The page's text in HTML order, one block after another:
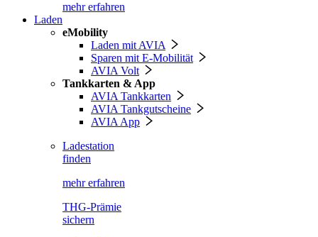
mehr erfahren
Laden
eMobility
Laden mit AVIA
Sparen mit E-Mobilität
AVIA Volt
Tankkarten & App
AVIA Tankkarten
AVIA Tankgutscheine
AVIA App
Ladestation
finden
mehr erfahren
THG-Prämie
sichern